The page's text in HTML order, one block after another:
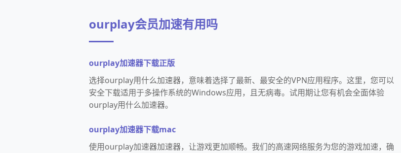
ourplay会员加速有用吗
ourplay加速器下载正版
选择ourplay用什么加速器，意味着选择了最新、最安全的VPN应用程序。这里，您可以
安全下载适用于多操作系统的Windows应用，且无病毒。试用期让您有机会全面体验
ourplay用什么加速器。
ourplay加速器下载mac
使用ourplay加速器加速器，让游戏更加顺畅。我们的高速网络服务为您的游戏加速，确